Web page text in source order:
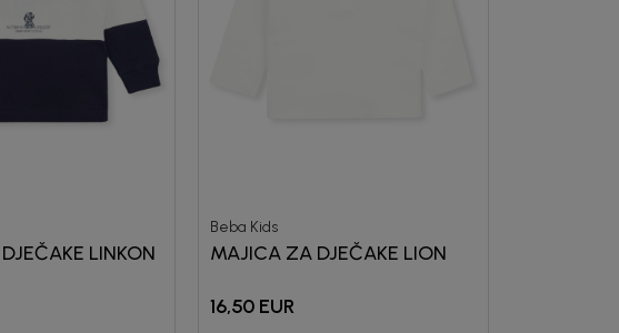
LINKON
Beba Kids
MAJICA ZA DJEČAKE LION
16,50 EUR